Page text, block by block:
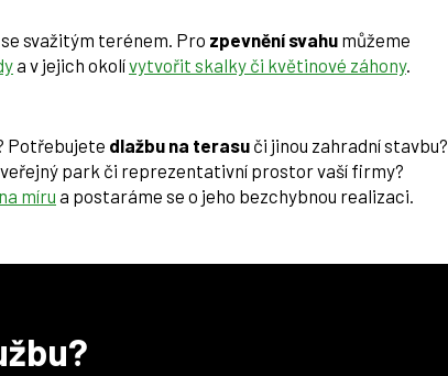
svažitým terénem. Pro zpevnění svahu můžeme
a v jejich okolívytvořit skalky či květinové záhony.
Potřebujete dlažbu na terasu či jinou zahradní stavbu?
park či reprezentativní prostor vaší firmy?
míru a postaráme se o jeho bezchybnou realizaci.